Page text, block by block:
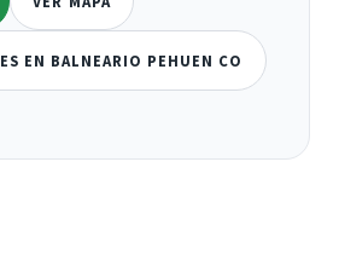
EN BALNEARIO PEHUEN CO